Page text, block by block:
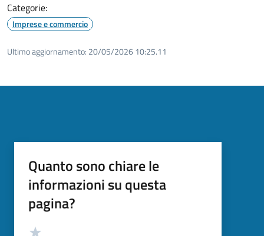
Categorie:
Imprese e commercio
Ultimo aggiornamento: 20/05/2026 10:25.11
Quanto sono chiare le
informazioni su questa
pagina?
Valutazione